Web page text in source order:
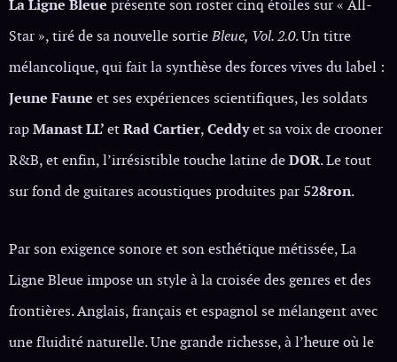
La Ligne Bleue présente son roster cinq étoiles sur « All-
Star », tiré de sa nouvelle sortieBleue, Vol. 2.0. Un titre
mélancolique, qui fait la synthèse des forces vives du label :
Jeune Faune et ses expériences scientifiques, les soldats
rapManast LL’etRad Cartier,Ceddyet sa voix de crooner
R&B, et enfin, l’irrésistible touche latine deDOR. Le tout
sur fond de guitares acoustiques produites par 528ron.
Par son exigence sonore et son esthétique métissée, La
Ligne Bleue impose un style à la croisée des genres et des
frontières. Anglais, français et espagnol se mélangent avec
une fluidité naturelle. Une grande richesse, à l’heure où le